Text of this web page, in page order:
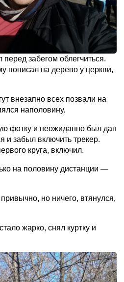
забегом облегчиться.
пописал на дерево у церкви,
внезапно всех позвали на
наполовину.
фотку и неожиданно был дан
и забыл включить трекер.
круга, включил.
на половину дистанции —
но ничего, втянулся,
жарко, снял куртку и